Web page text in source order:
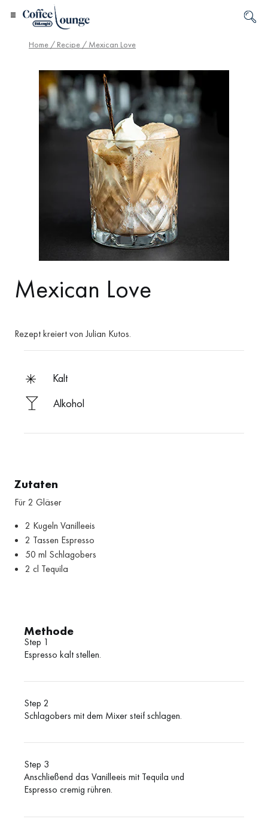
Home / Recipe / Mexican Love
Mexican Love
Rezept kreiert von Julian Kutos.
kalt
Alkohol
Zutaten
Für 2 Gläser
2 Kugeln Vanilleeis
2 Tassen Espresso
50 ml Schlagobers
2 cl Tequila
Methode
Step 1
Espresso kalt stellen.
Step 2
Schlagobers mit dem Mixer steif schlagen.
Step 3
Anschließend das Vanilleeis mit Tequila und
Espresso cremig rühren.